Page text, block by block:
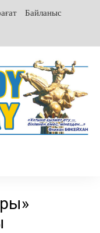
Байланыс